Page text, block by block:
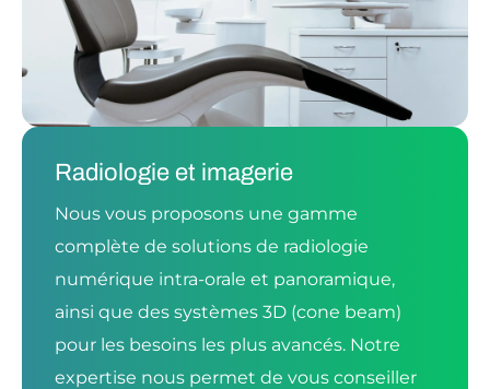
Radiologie et imagerie
Nous vous proposons une gamme
complète de solutions de radiologie
numérique intra-orale et panoramique,
ainsi que des systèmes 3D (cone beam)
pour les besoins les plus avancés. Notre
expertise nous permet de vous conseiller